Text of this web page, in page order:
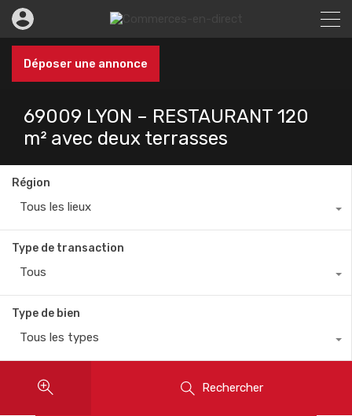
Déposer une annonce
69009 LYON – RESTAURANT 120
m² avec deux terrasses
Région
Tous les lieux
Type de transaction
Tous
Type de bien
Tous les types
Rechercher